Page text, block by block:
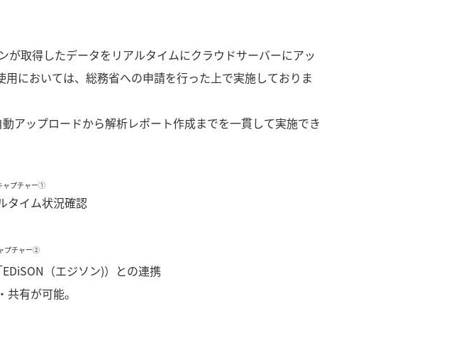
が取得したデータをリアルタイムにクラウドサーバーにアッ
においては、総務省への申請を行った上で実施しておりま
アップロードから解析レポート作成までを一貫して実施でき
タイム状況確認
（エジソン)）との連携
有が可能。